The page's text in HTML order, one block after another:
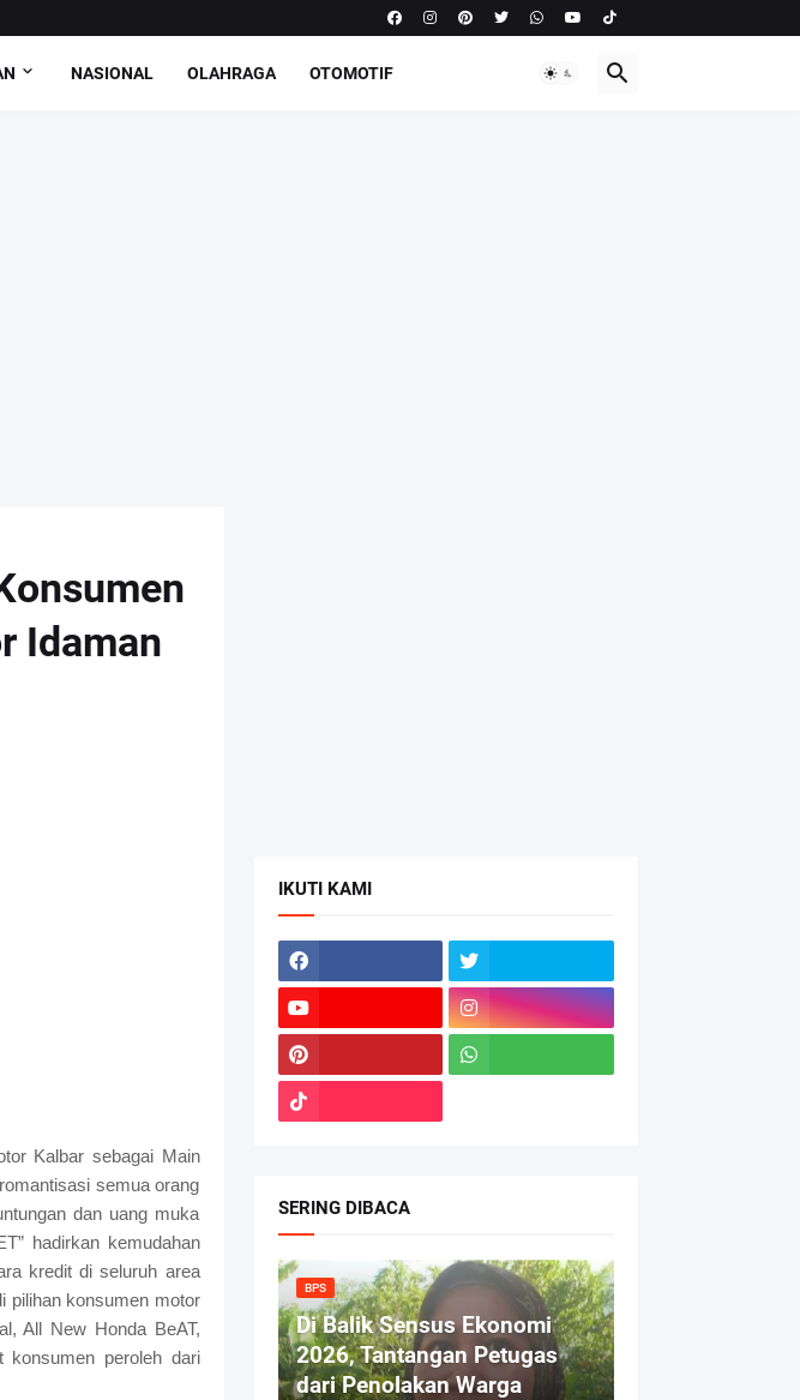
NASIONAL OLAHRAGA OTOMOTIF
Idaman
Kalbar sebagai Main
semua orang
dan uang muka
hadirkan kemudahan
kredit di seluruh area
pilihan konsumen motor
All New Honda BeAT,
konsumen peroleh dari
IKUTI KAMI
SERING DIBACA
BPS
Di Balik Sensus Ekonomi
2026, Tantangan Petugas
dari Penolakan Warga